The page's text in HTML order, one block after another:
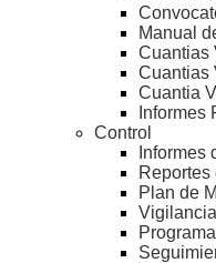
Manual
Cuantias
Cuantias
Cuantia
Informes
Control
Informes
Reportes
Plan de